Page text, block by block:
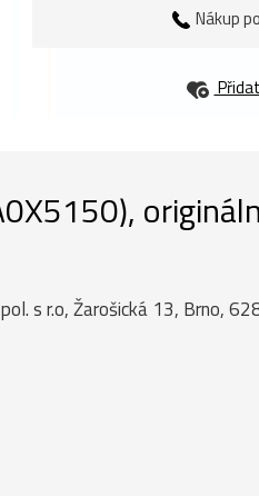
Nákup
s r.o, Žarošická 13, Brno,